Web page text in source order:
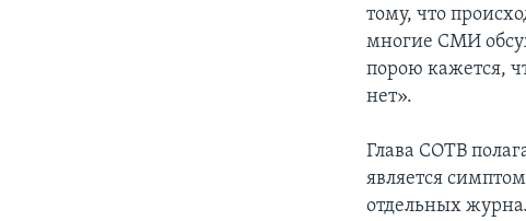
тому, что
многие СМИ
порою кажется,
нет».
Глава СОТВ
является
отдельных